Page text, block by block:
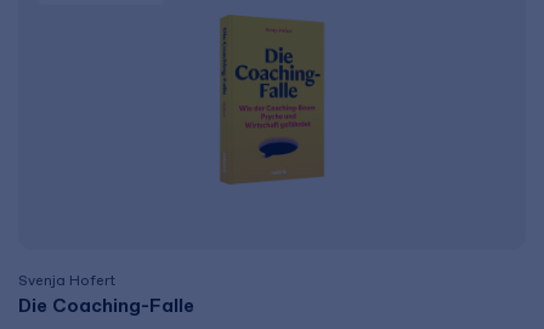
Svenja Hofert
Die Coaching-Falle